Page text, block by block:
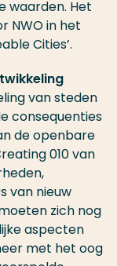
waarden. Het
NWO in het
Cities’.
van steden
consequenties
de openbare
010 van
van nieuw
zich nog
aspecten
met het oog